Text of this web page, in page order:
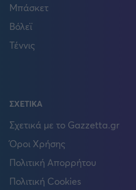
Μπάσκετ
Βόλεϊ
Τέννις
ΣΧΕΤΙΚΑ
Σχετικά με το Gazzetta.gr
Όροι Χρήσης
Πολιτική Απορρήτου
Πολιτική Cookies